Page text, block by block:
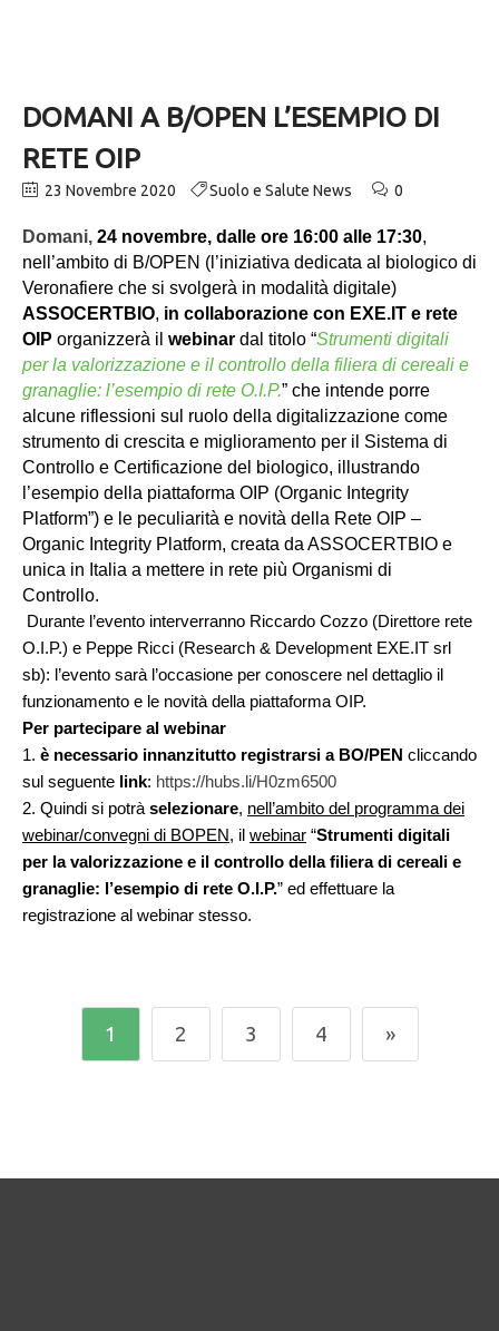
DOMANI A B/OPEN L’ESEMPIO DI
RETE OIP
23 Novembre 2020 Suolo e Salute News 0
Domani, 24 novembre, dalle ore 16:00 alle 17:30,
nell’ambito di B/OPEN (l’iniziativa dedicata al biologico di
Veronafiere che si svolgerà in modalità digitale)
ASSOCERTBIO, in collaborazione con EXE.IT e rete
OIP organizzerà il webinar dal titolo “Strumenti digitali
per la valorizzazione e il controllo della filiera di cereali e
granaglie: l’esempio di rete O.I.P.” che intende porre
alcune riflessioni sul ruolo della digitalizzazione come
strumento di crescita e miglioramento per il Sistema di
Controllo e Certificazione del biologico, illustrando
l’esempio della piattaforma OIP (Organic Integrity
Platform”) e le peculiarità e novità della Rete OIP –
Organic Integrity Platform, creata da ASSOCERTBIO e
unica in Italia a mettere in rete più Organismi di
Controllo.
Durante l’evento interverranno Riccardo Cozzo (Direttore rete
O.I.P.) e Peppe Ricci (Research & Development EXE.IT srl
sb): l’evento sarà l’occasione per conoscere nel dettaglio il
funzionamento e le novità della piattaforma OIP.
Per partecipare al webinar
1. è necessario innanzitutto registrarsi a BO/PEN cliccando
sul seguente link: https://hubs.li/H0zm6500
2. Quindi si potrà selezionare, nell’ambito del programma dei
webinar/convegni di BOPEN, il webinar “Strumenti digitali
per la valorizzazione e il controllo della filiera di cereali e
granaglie: l’esempio di rete O.I.P.” ed effettuare la
registrazione al webinar stesso.
1 2 3 4 »